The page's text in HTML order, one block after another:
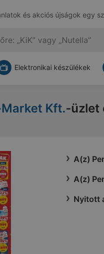
és akciós újságok egy
Elektronikai készülékek
Kft.-üzlet
A(z)
A(z)
Nyitott